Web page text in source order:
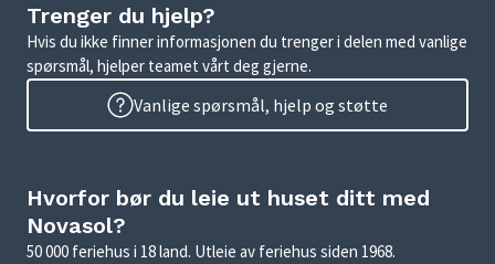
Trenger du hjelp?
Hvis du ikke finner informasjonen du trenger i delen med vanlige
spørsmål, hjelper teamet vårt deg gjerne.
Vanlige spørsmål, hjelp og støtte
Hvorfor bør du leie ut huset ditt med
Novasol?
50 000 feriehus i 18 land. Utleie av feriehus siden 1968.